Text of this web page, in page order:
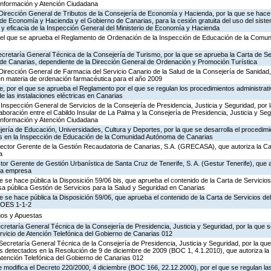
y Atención Ciudadana
General de Tributos de la Consejería de Economía y Hacienda, por la que se
Economía y Hacienda y el Gobierno de Canarias, para la cesión gratuita del uso del
eficacia de la Inspección General del Ministerio de Economía y Hacienda
que se aprueba el Reglamento de Ordenación de la Inspección de Educación de la
General Técnica de la Consejería de Turismo, por la que se aprueba la Carta de
Canarias, dependiente de la Dirección General de Ordenación y Promoción Turística
General de Farmacia del Servicio Canario de la Salud de la Consejería de
materia de ordenación farmacéutica para el año 2009
por el que se aprueba el Reglamento por el que se regulan los procedimientos
las instalaciones eléctricas en Canarias
General de Servicios de la Consejería de Presidencia, Justicia y Seguridad, por
entre el Cabildo Insular de La Palma y la Consejería de Presidencia, Justicia y
y Atención Ciudadana
de Educación, Universidades, Cultura y Deportes, por la que se desarrolla el
la Inspección de Educación de la Comunidad Autónoma de Canarias
Gerente de la Gestión Recaudatoria de Canarias, S.A. (GRECASA), que autoriza la
Gerente de Gestión Urbanística de Santa Cruz de Tenerife, S. A. (Gestur Tenerife), que
empresa
se hace pública la Disposición 59/06 bis, que aprueba el contenido de la Carta de
pública Gestión de Servicios para la Salud y Seguridad en Canarias
se hace pública la Disposición 59/06, que aprueba el contenido de la Carta de Servicios
1-1-2
y Apuestas
General Técnica de la Consejería de Presidencia, Justicia y Seguridad, por la que
de Atención Telefónica del Gobierno de Canarias 012
General Técnica de la Consejería de Presidencia, Justicia y Seguridad, por la
detectados en la Resolución de 9 de diciembre de 2009 (BOC 1, 4.1.2010), que autoriza
Telefónica del Gobierno de Canarias 012
modifica el Decreto 220/2000, 4 diciembre (BOC 166, 22.12.2000), por el que se regulan